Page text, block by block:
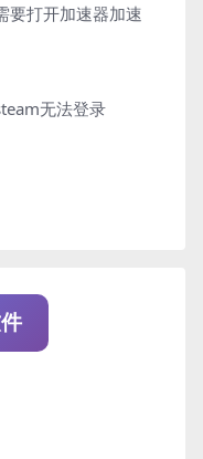
要打开加速器加速
无法登录